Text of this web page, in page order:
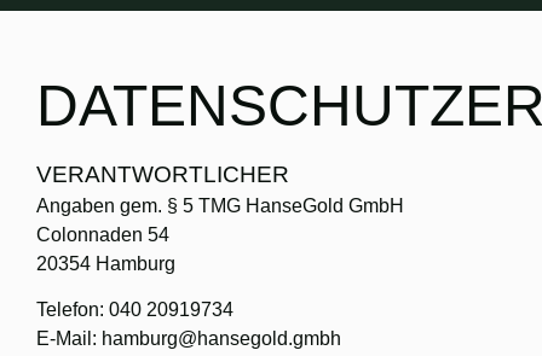
VERANTWORTLICHER
Angaben gem. § 5 TMG HanseGold GmbH
Colonnaden 54
20354 Hamburg
Telefon: 040 20919734
E-Mail: hamburg@hansegold.gmbh